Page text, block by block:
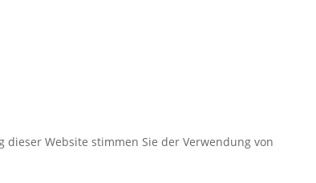
Website stimmen Sie der Verwendung von